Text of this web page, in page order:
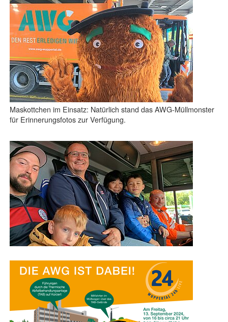
Maskottchen im Einsatz: Natürlich stand das AWG-Müllmonster
für Erinnerungsfotos zur Verfügung.